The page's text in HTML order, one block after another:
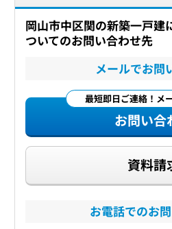
岡山市中区関の新築一戸建
ついてのお問い合わせ先
メールでお問
最短即日ご連絡！メ
お問い合
資料請
お電話でのお